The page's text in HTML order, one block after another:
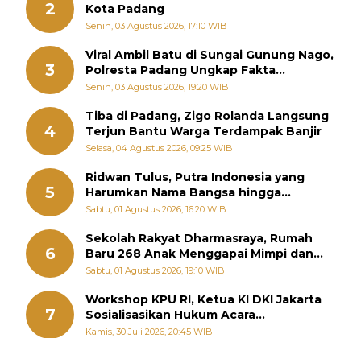
2
Kota Padang
Senin, 03 Agustus 2026, 17:10 WIB
3
Viral Ambil Batu di Sungai Gunung Nago,
Polresta Padang Ungkap Fakta
Sebenarnya
Senin, 03 Agustus 2026, 19:20 WIB
4
Tiba di Padang, Zigo Rolanda Langsung
Terjun Bantu Warga Terdampak Banjir
Selasa, 04 Agustus 2026, 09:25 WIB
5
Ridwan Tulus, Putra Indonesia yang
Harumkan Nama Bangsa hingga
Diabadikan dalam Buku Jepang
Sabtu, 01 Agustus 2026, 16:20 WIB
6
Sekolah Rakyat Dharmasraya, Rumah
Baru 268 Anak Menggapai Mimpi dan
Memutus Rantai Kemiskinan
Sabtu, 01 Agustus 2026, 19:10 WIB
7
Workshop KPU RI, Ketua KI DKI Jakarta
Sosialisasikan Hukum Acara
Penyelesaian Sengketa Informasi Publik
Kamis, 30 Juli 2026, 20:45 WIB